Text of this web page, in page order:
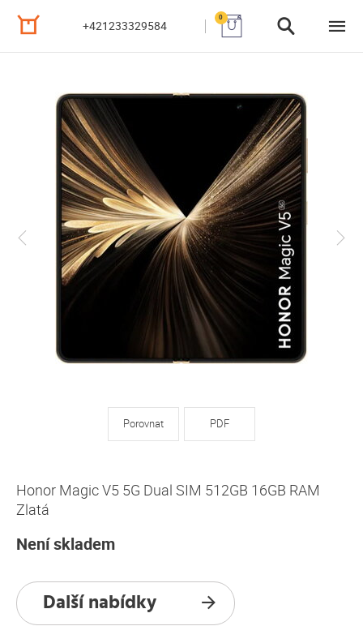
+421233329584
0
Porovnat PDF
Honor Magic V5 5G Dual SIM 512GB 16GB RAM
Zlatá
Není skladem
Další nabídky